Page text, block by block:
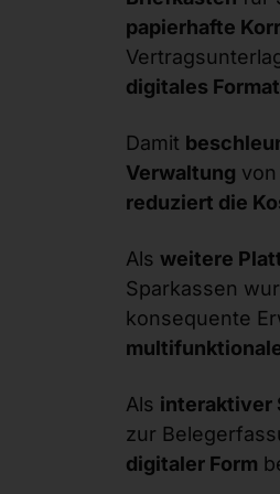
papierhafte
digitales Format
Damit
Verwaltung
reduziert die
Als weitere
Sparkassen
konsequente
Als interaktiver
zur
digitaler Form